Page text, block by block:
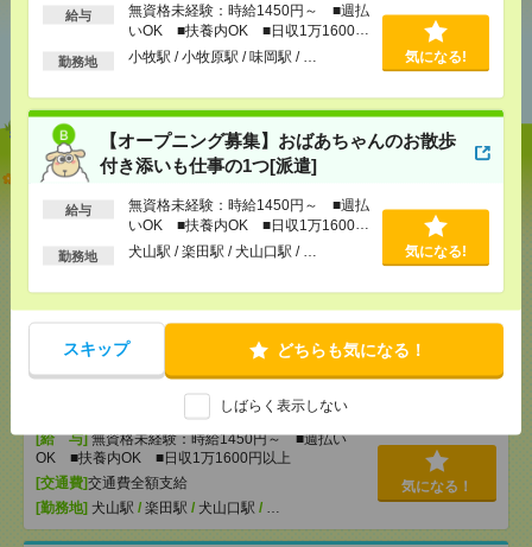
給与
無資格未経験：時給1450円～ ■週払
いOK ■扶養内OK ■日収1万1600円
以上
勤務地 小牧駅 / 小牧原駅 / 味岡駅 / … 気になる!
【オープニング募集】おばあちゃんのお散歩
付き添いも仕事の1つ[派遣]
給与
無資格未経験：時給1450円～ ■週払
いOK ■扶養内OK ■日収1万1600円
以上
勤務地 犬山駅 / 楽田駅 / 犬山口駅 / … 気になる!
スキップ どちらも気になる！
しばらく表示しない
あなたの閲覧履歴からの
おすすめ
志望動機も履歴書も不要！日収1.1万円～＊未経験OK
の介護[派遣]
無資格未経験：時給1450円～ ■週払い
OK ■扶養内OK ■日収1万1600円以上
[勤務地]小牧駅/小牧原駅/味岡駅/…
気になる！
【オープニング募集】おばあちゃんのお散歩付き添
いも仕事の1つ[派遣]
[給 与]無資格未経験：時給1450円～ ■週払い
OK ■扶養内OK ■日収1万1600円以上
[交通費]交通費全額支給
[勤務地] 犬山駅 / 楽田駅 / 犬山口駅 / …
気になる！